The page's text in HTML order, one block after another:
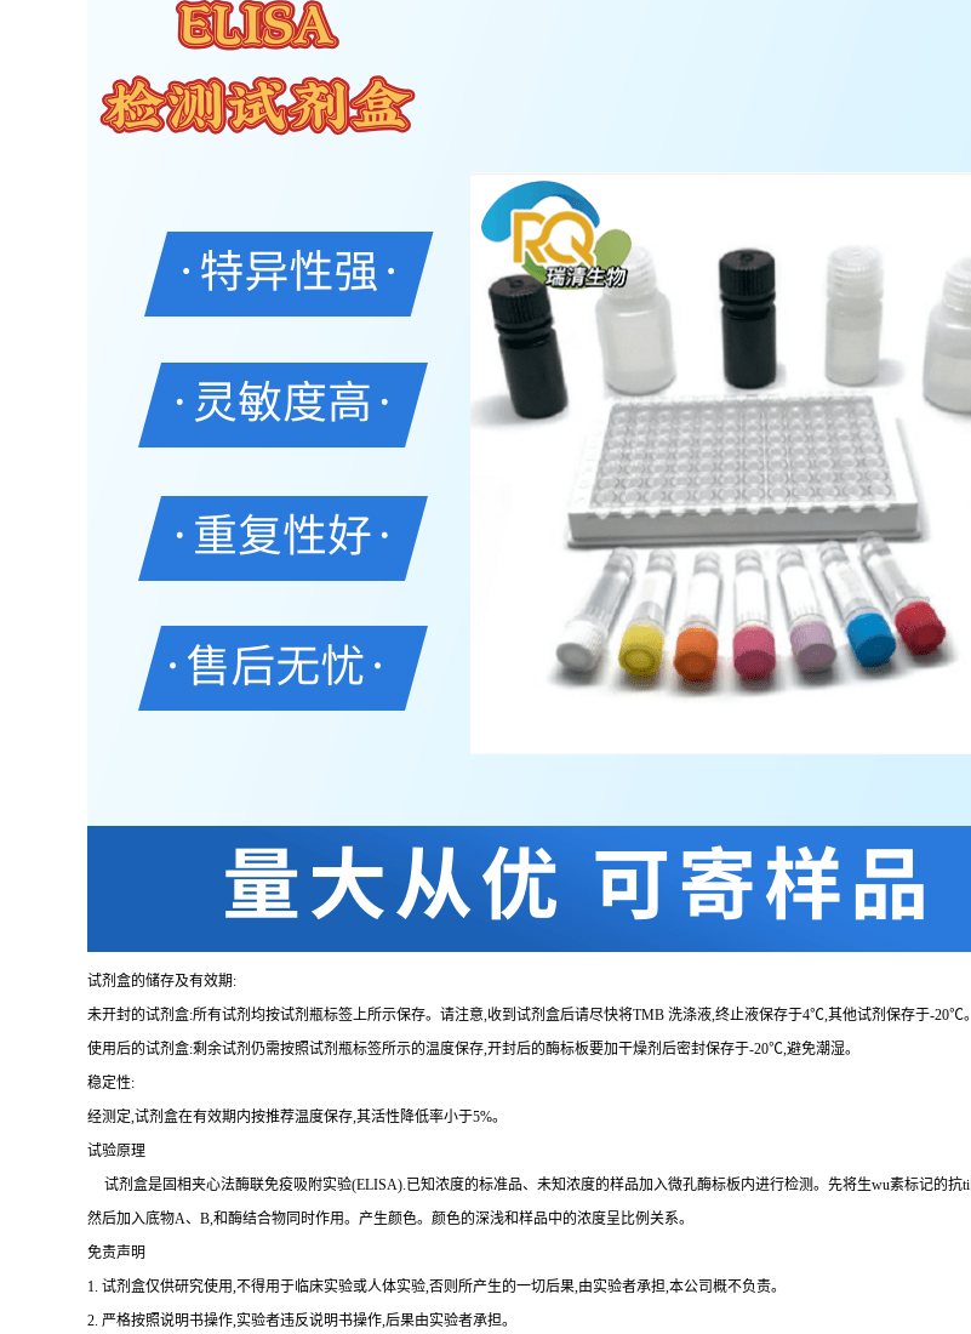
试剂盒的储存及有效期:
未开封的试剂盒:所有试剂均按试剂瓶标签上所示保存。请注意,收到试剂盒后请尽快将TMB 洗涤液,终止液保存于4℃,其他试剂保存于-20℃。
使用后的试剂盒:剩余试剂仍需按照试剂瓶标签所示的温度保存,开封后的酶标板要加干燥剂后密封保存于-20℃,避免潮湿。
稳定性:
经测定,试剂盒在有效期内按推荐温度保存,其活性降低率小于5%。
试验原理
试剂盒是固相夹心法酶联免疫吸附实验(ELISA).已知浓度的标准品、未知浓度的样品加入微孔酶标板内进行检测。先将生wu素标记的抗ti
然后加入底物A、B,和酶结合物同时作用。产生颜色。颜色的深浅和样品中的浓度呈比例关系。
免责声明
1. 试剂盒仅供研究使用,不得用于临床实验或人体实验,否则所产生的一切后果,由实验者承担,本公司概不负责。
2. 严格按照说明书操作,实验者违反说明书操作,后果由实验者承担。